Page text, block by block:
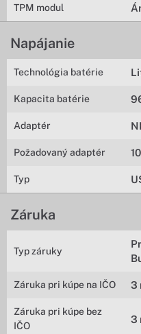
TPM modul
Napájanie
Technológia batérie
Kapacita batérie
Adaptér
Požadovaný adaptér
Typ
Záruka
Typ záruky
Záruka pri kúpe na IČO 3
Záruka pri kúpe bez
IČO
3